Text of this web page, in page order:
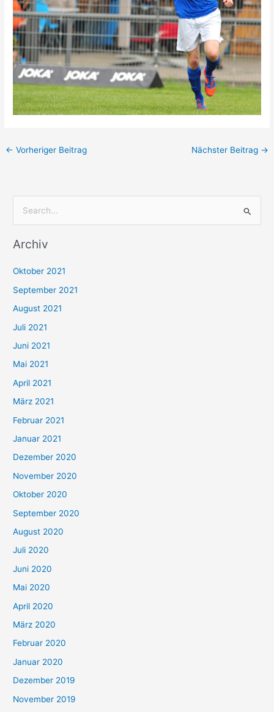
← Vorheriger Beitrag Nächster Beitrag →
c
n
n
a
c
h
:
Archiv
Oktober 2021
September 2021
August 2021
Juli 2021
Juni 2021
Mai 2021
April 2021
März 2021
Februar 2021
Januar 2021
Dezember 2020
November 2020
Oktober 2020
September 2020
August 2020
Juli 2020
Juni 2020
Mai 2020
April 2020
März 2020
Februar 2020
Januar 2020
Dezember 2019
November 2019